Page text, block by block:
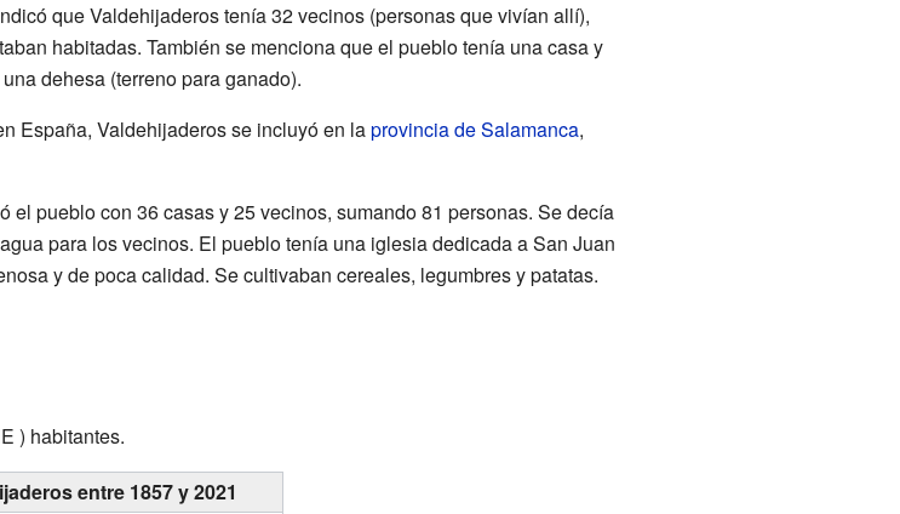
que Valdehijaderos tenía 32 vecinos (personas que vivían allí),
habitadas. También se menciona que el pueblo tenía una casa y
dehesa (terreno para ganado).
España, Valdehijaderos se incluyó en laprovincia de Salamanca,
el pueblo con 36 casas y 25 vecinos, sumando 81 personas. Se decía
para los vecinos. El pueblo tenía una iglesia dedicada a San Juan
y de poca calidad. Se cultivaban cereales, legumbres y patatas.
) habitantes.
entre 1857 y 2021